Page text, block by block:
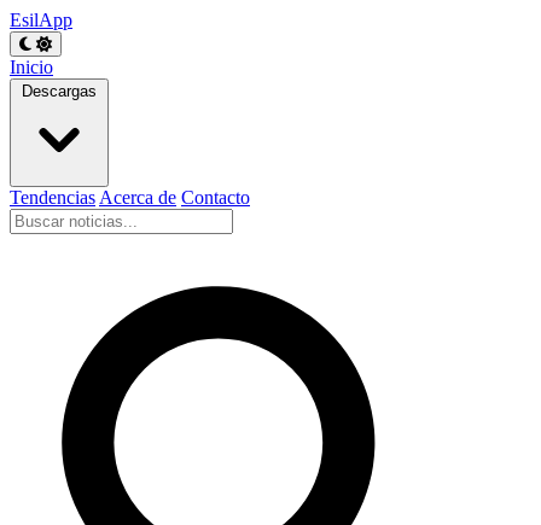
EsilApp
Inicio
Descargas
Tendencias Acerca de Contacto